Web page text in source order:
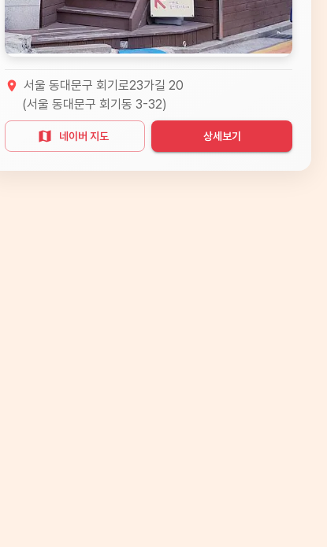
서울 동대문구 회기로23가길 20
(서울 동대문구 회기동 3-32)
네이버 지도 상세보기